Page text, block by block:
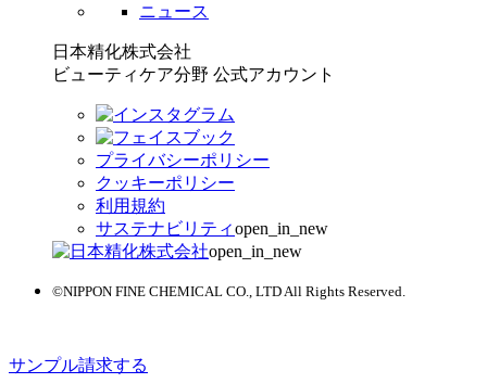
ニュース
日本精化株式会社
ビューティケア分野 公式アカウント
プライバシーポリシー
クッキーポリシー
利用規約
サステナビリティopen_in_new
open_in_new
©NIPPON FINE CHEMICAL CO., LTD All Rights Reserved.
サンプル請求する